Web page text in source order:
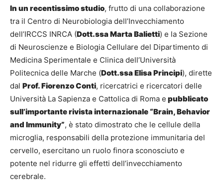
In un recentissimo studio, frutto di una collaborazione
tra il Centro di Neurobiologia dell’Invecchiamento
dell’IRCCS INRCA (Dott.ssa Marta Balietti) e la Sezione
di Neuroscienze e Biologia Cellulare del Dipartimento di
Medicina Sperimentale e Clinica dell’Università
Politecnica delle Marche (Dott.ssa Elisa Principi), dirette
dal Prof. Fiorenzo Conti, ricercatrici e ricercatori delle
Università La Sapienza e Cattolica di Roma e pubblicato
sull’importante rivista internazionale “Brain, Behavior
and Immunity”, è stato dimostrato che le cellule della
microglia, responsabili della protezione immunitaria del
cervello, esercitano un ruolo finora sconosciuto e
potente nel ridurre gli effetti dell’invecchiamento
cerebrale.